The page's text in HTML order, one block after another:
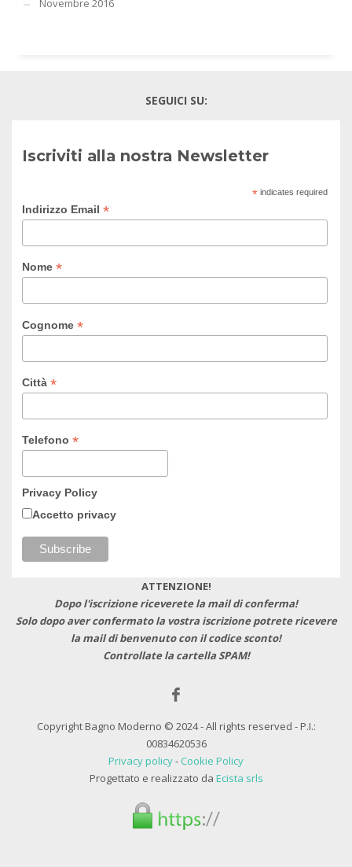
Novembre 2016
SEGUICI SU:
Iscriviti alla nostra Newsletter
*indicates required
Indirizzo Email *
Nome *
Cognome *
Città *
Telefono *
Privacy Policy
Accetto privacy
ATTENZIONE!
Dopo l'iscrizione riceverete la mail di conferma!
Solo dopo aver confermato la vostra iscrizione potrete ricevere
la mail di benvenuto con il codice sconto!
Controllate la cartella SPAM!
Copyright Bagno Moderno © 2024 - All rights reserved - P.I.:
00834620536
Privacy policy- Cookie Policy
Progettato e realizzato da Ecista srls